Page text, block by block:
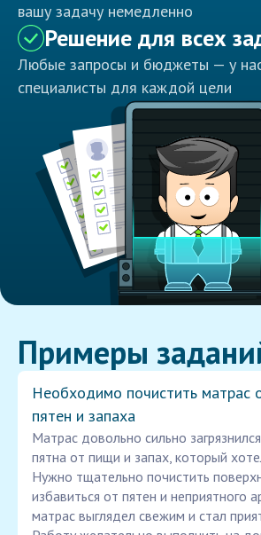
вашу задачу немедленно
Решение для всех
Любые запросы и бюджеты — у
специалисты для каждой цели
Примеры
Необходимо почистить матрас
пятен и запаха
Матрас довольно сильно
пятна от пищи и запах, который
Нужно тщательно почистить
избавиться от пятен и неприятного
матрас выглядел свежим и стал